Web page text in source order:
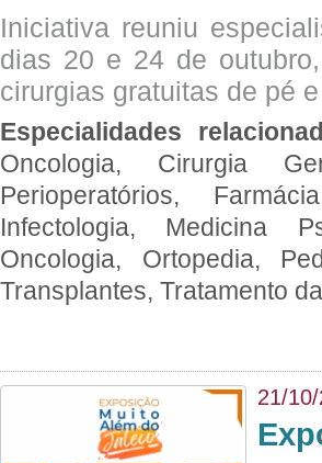
Iniciativa reuniu
dias 20 e 24 de
cirurgias gratuitas de pé
Especialidades
Oncologia, Cirurgia
Perioperatórios,
Infectologia, Medicina
Oncologia, Ortopedia,
Transplantes, Tratamento
21/